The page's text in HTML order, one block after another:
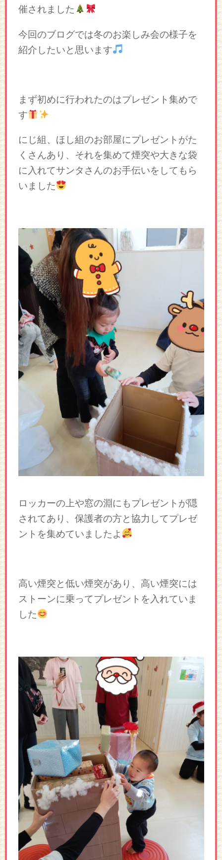
催されました
今回のブログでは冬のお楽しみ会の様子を
紹介したいと思います
まず初めに行われたのはプレゼント集めで
す
にじ組、ほし組のお部屋にプレゼントがた
くさんあり、それを集めて煙突や大きな袋
に入れてサンタさんのお手伝いをしてもら
いました
ロッカーの上や窓の淵にもプレゼントが隠
されてあり、保護者の方と協力してプレゼ
ントを集めていましたよ
高い煙突と低い煙突があり、高い煙突には
ストーンに乗ってプレゼントを入れていま
した